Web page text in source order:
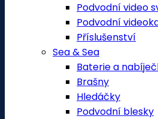
Podvodní video
Podvodní
Příslušenství
Sea & Sea
Baterie a
Brašny
Hledáčky
Podvodní blesky